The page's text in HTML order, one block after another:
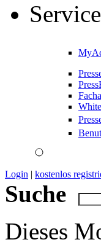
Login | kostenlos
Suche
Dieses